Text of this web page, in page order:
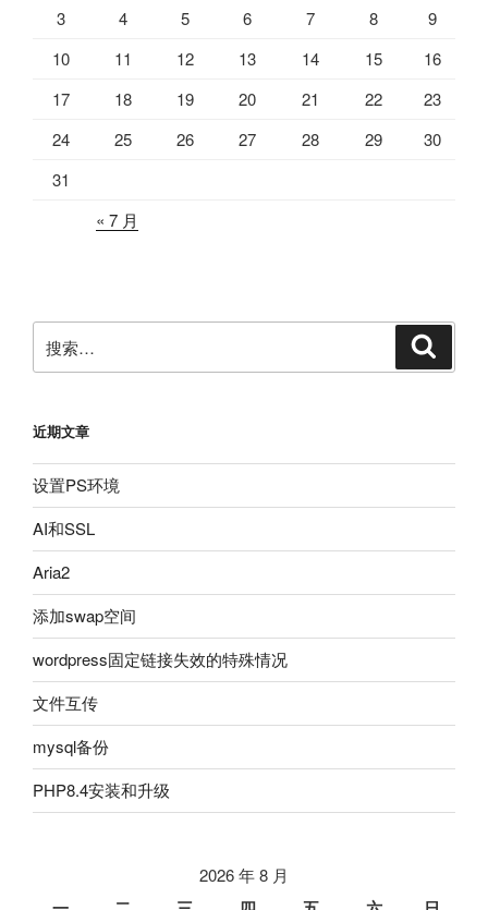
3
4 5 6 7 8
9
10
11 12 13 14 15
16
17
18 19 20 21 22
23
24
25 26 27 28 29
30
31
« 7 月
索：
近期文章
设置PS环境
AI和SSL
Aria2
添加swap空间
wordpress固定链接失效的特殊情况
文件互传
mysql备份
PHP8.4安装和升级
2026 年 8 月